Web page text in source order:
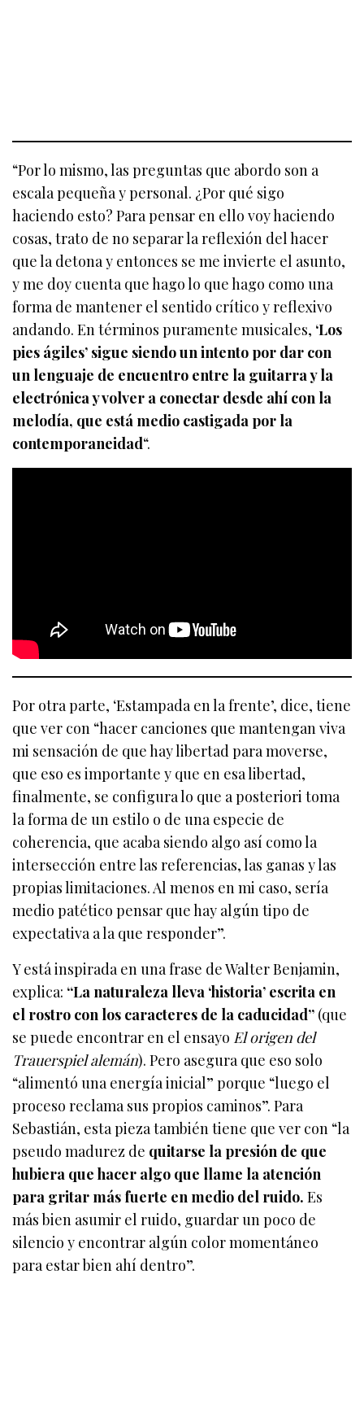
“Por lo mismo, las preguntas que abordo son a
escala pequeña y personal. ¿Por qué sigo
haciendo esto? Para pensar en ello voy haciendo
cosas, trato de no separar la reflexión del hacer
que la detona y entonces se me invierte el asunto,
y me doy cuenta que hago lo que hago como una
forma de mantener el sentido crítico y reflexivo
andando. En términos puramente musicales, ‘Los
pies ágiles’ sigue siendo un intento por dar con
un lenguaje de encuentro entre la guitarra y la
electrónica y volver a conectar desde ahí con la
melodía, que está medio castigada por la
contemporaneidad“.
Por otra parte, ‘Estampada en la frente’, dice, tiene
que ver con “hacer canciones que mantengan viva
mi sensación de que hay libertad para moverse,
que eso es importante y que en esa libertad,
finalmente, se configura lo que a posteriori toma
la forma de un estilo o de una especie de
coherencia, que acaba siendo algo así como la
intersección entre las referencias, las ganas y las
propias limitaciones. Al menos en mi caso, sería
medio patético pensar que hay algún tipo de
expectativa a la que responder”.
Y está inspirada en una frase de Walter Benjamin,
explica: “La naturaleza lleva ‘historia’ escrita en
el rostro con los caracteres de la caducidad” (que
se puede encontrar en el ensayo El origen del
Trauerspiel alemán). Pero asegura que eso solo
“alimentó una energía inicial” porque “luego el
proceso reclama sus propios caminos”. Para
Sebastián, esta pieza también tiene que ver con “la
pseudo madurez de quitarse la presión de que
hubiera que hacer algo que llame la atención
para gritar más fuerte en medio del ruido. Es
más bien asumir el ruido, guardar un poco de
silencio y encontrar algún color momentáneo
para estar bien ahí dentro”.